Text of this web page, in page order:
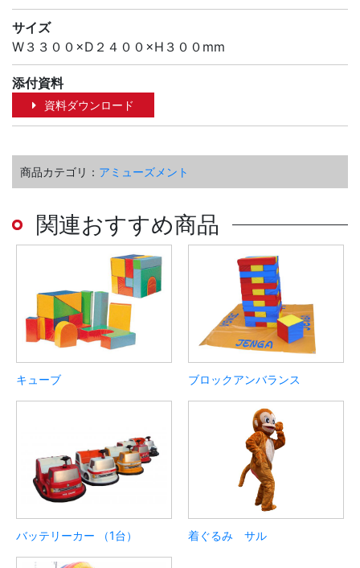
サイズ
W３３００×D２４００×H３００mm
添付資料
資料ダウンロード
商品カテゴリ： アミューズメント
関連おすすめ商品
キューブ ブロックアンバランス
バッテリーカー （1台） 着ぐるみ サル